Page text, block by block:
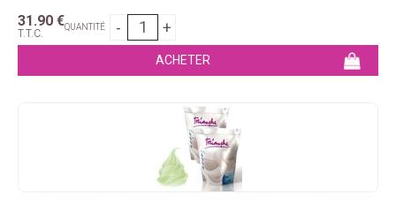
31.90 €
T.T.C. QUANTITÉ